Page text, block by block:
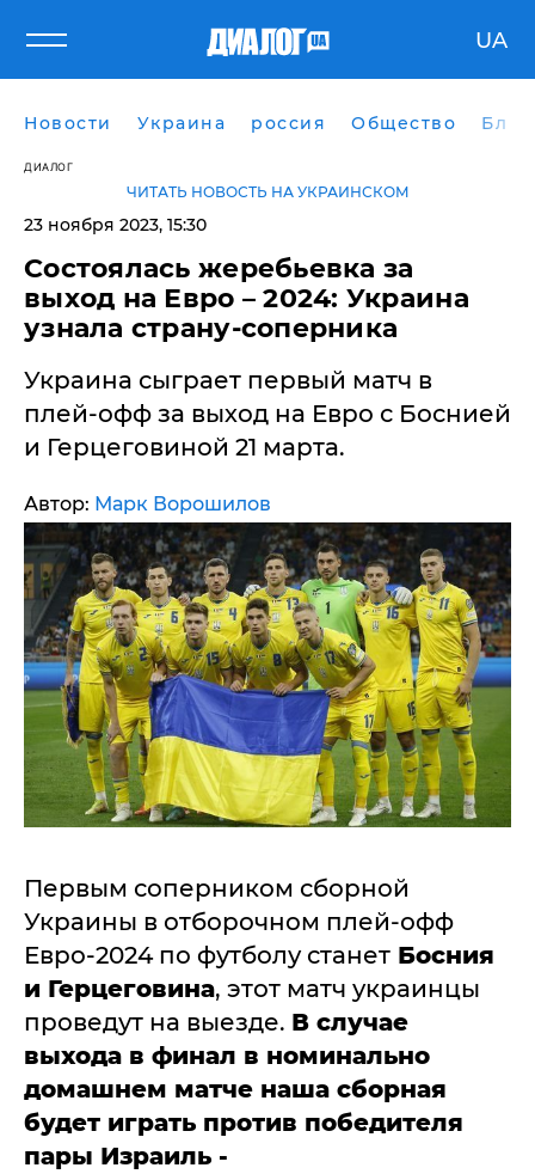
UA
Новости Украина россия Общество
ДИАЛОГ
ЧИТАТЬ НОВОСТЬ НА УКРАИНСКОМ
23 ноября 2023, 15:30
Состоялась жеребьевка за
выход на Евро – 2024: Украина
узнала страну-соперника
Украина сыграет первый матч в
плей-офф за выход на Евро с Боснией
и Герцеговиной 21 марта.
Автор: Марк Ворошилов
Первым соперником сборной
Украины в отборочном плей-офф
Евро-2024 по футболу станет Босния
и Герцеговина, этот матч украинцы
проведут на выезде. В случае
выхода в финал в номинально
домашнем матче наша сборная
будет играть против победителя
пары Израиль -